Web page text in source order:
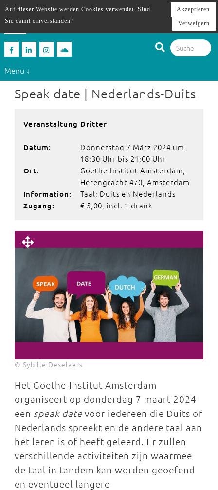
Menu ↓
Speak date | Nederlands-Duits
Veranstaltung Dritter
Datum:
Donnerstag 7 März 2024 um
18:30 Uhr bis 21:00 Uhr
Ort:
Goethe-Institut Amsterdam,
Herengracht 470, Amsterdam
Information: Taal: Duits en Nederlands
Zugang: € 5,00, incl. 1 drank
© Sybille Deselaers
Het Goethe-Institut Amsterdam
organiseert op donderdag 7 maart 2024
een speak date voor iedereen die Duits of
Nederlands spreekt en de andere taal aan
het leren is of heeft geleerd. Er zullen
verschillende activiteiten zijn waarmee
de taal in tandem kan worden geoefend
en eventueel langere
Auf dieser Website werden Cookies verwendet. Sind
Sie damit einverstanden?
Akzeptieren
Verweigern